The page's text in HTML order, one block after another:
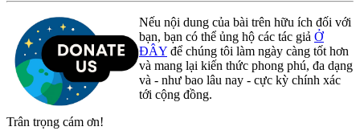
Nếu nội dung của bài trên hữu ích đối với
bạn, bạn có thể ủng hộ các tác giả Ở
ĐÂY để chúng tôi làm ngày càng tốt hơn
và mang lại kiến thức phong phú, đa dạng
và - như bao lâu nay - cực kỳ chính xác
tới cộng đồng.
Trân trọng cám ơn!